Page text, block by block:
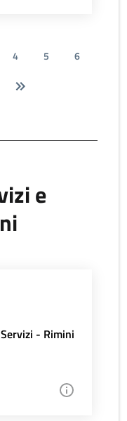
4 5
6
e
- Rimini